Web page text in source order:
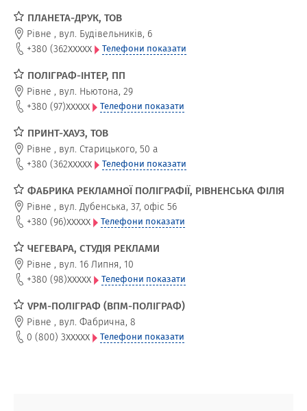
ПЛАНЕТА-ДРУК, ТОВ
Рівне , вул. Будівельників, 6
+380 (362xxxxx Телефони показати
ПОЛІГРАФ-ІНТЕР, ПП
Рівне , вул. Ньютона, 29
+380 (97)xxxxx Телефони показати
ПРИНТ-ХАУЗ, ТОВ
Рівне , вул. Старицького, 50 а
+380 (362xxxxx Телефони показати
ФАБРИКА РЕКЛАМНОЇ ПОЛІГРАФІЇ, РІВНЕНСЬКА ФІЛІЯ
Рівне , вул. Дубенська, 37, офіс 56
+380 (96)xxxxx Телефони показати
ЧЕГЕВАРА, СТУДІЯ РЕКЛАМИ
Рівне , вул. 16 Липня, 10
+380 (98)xxxxx Телефони показати
VPM-ПОЛІГРАФ (ВПМ-ПОЛІГРАФ)
Рівне , вул. Фабрична, 8
0 (800) 3xxxxx Телефони показати